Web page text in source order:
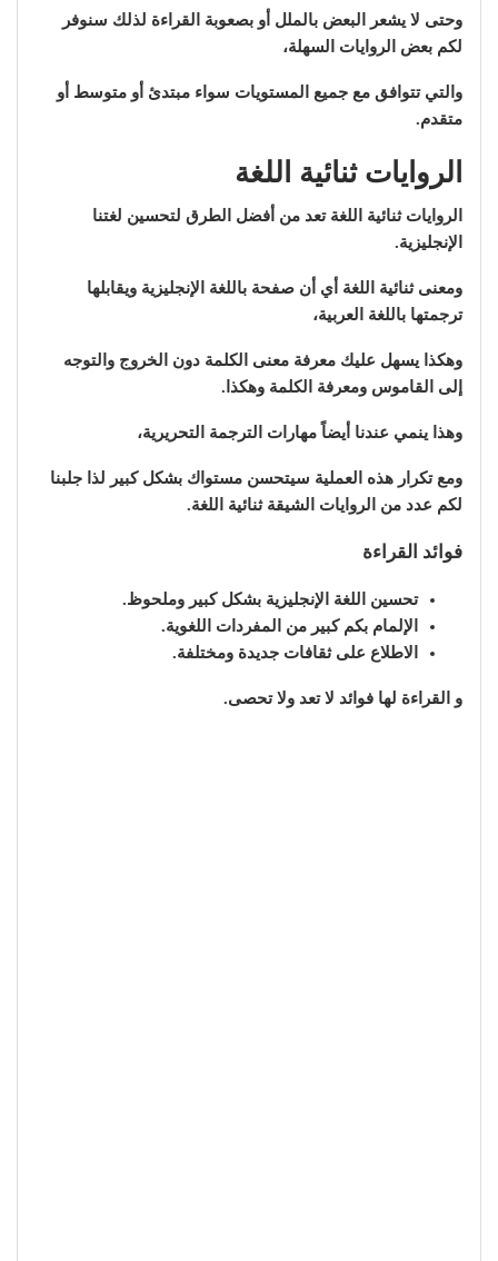
وحتى لا يشعر البعض بالملل أو بصعوبة القراءة لذلك سنوفر
لكم بعض الروايات السهلة،
والتي تتوافق مع جميع المستويات سواء مبتدئ أو متوسط أو
متقدم.
الروايات ثنائية اللغة
الروايات ثنائية اللغة تعد من أفضل الطرق لتحسين لغتنا
الإنجليزية.
ومعنى ثنائية اللغة أي أن صفحة باللغة الإنجليزية ويقابلها
ترجمتها باللغة العربية،
وهكذا يسهل عليك معرفة معنى الكلمة دون الخروج والتوجه
إلى القاموس ومعرفة الكلمة وهكذا.
وهذا ينمي عندنا أيضاً مهارات الترجمة التحريرية،
ومع تكرار هذه العملية سيتحسن مستواك بشكل كبير لذا جلبنا
لكم عدد من الروايات الشيقة ثنائية اللغة.
فوائد القراءة
تحسين اللغة الإنجليزية بشكل كبير وملحوظ.
الإلمام بكم كبير من المفردات اللغوية.
الاطلاع على ثقافات جديدة ومختلفة.
و القراءة لها فوائد لا تعد ولا تحصى.